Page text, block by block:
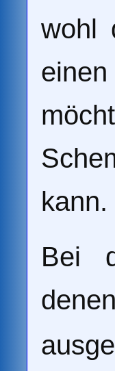
wohl
kann.
Bei